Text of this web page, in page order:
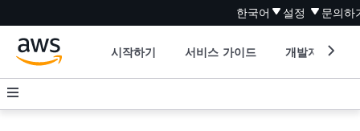
한국어 설정 문의하
시작하기 서비스 가이드 개발자 도구